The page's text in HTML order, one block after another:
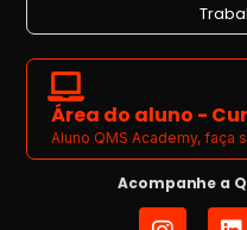
Área do aluno -
Aluno QMS Academy, faça
Acompanhe a
I
L